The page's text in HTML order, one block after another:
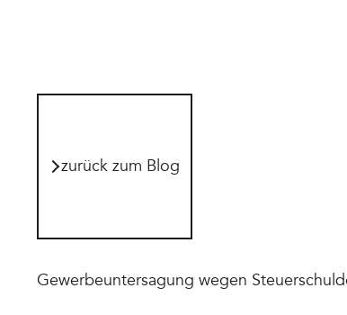
zurück zum Blog
Gewerbeuntersagung wegen